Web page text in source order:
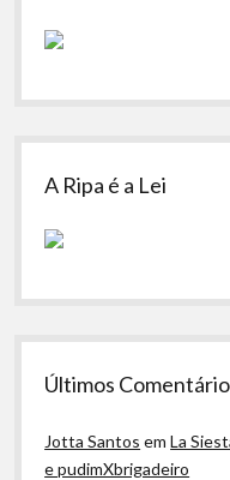
A Ripa é a Lei
Últimos
Jotta Santos emLa
e pudimXbrigadeiro